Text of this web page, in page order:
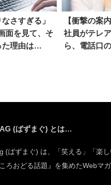
なさすぎる」
面を見て、そ
た理由は…
【衝撃の案
社員がテレ
ら、電話口
(ばずまぐ) とは…
(ばずまぐ) は、「笑える」「楽
ろおどる話題』を集めたWebマガ